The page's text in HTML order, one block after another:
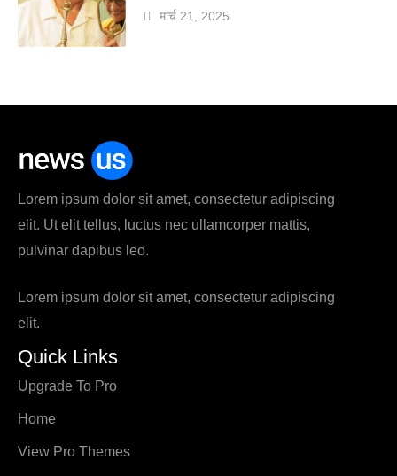
मार्च 21, 2025
Lorem ipsum dolor sit amet, consectetur adipiscing
elit. Ut elit tellus, luctus nec ullamcorper mattis,
pulvinar dapibus leo.
Lorem ipsum dolor sit amet, consectetur adipiscing
elit.
Quick Links
Upgrade To Pro
Home
View Pro Themes